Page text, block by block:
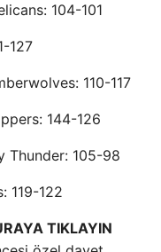
104-101
127
110-117
144-126
Thunder: 105-98
119-122
TIKLAYIN